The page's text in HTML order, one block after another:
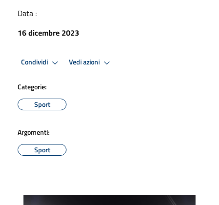
Data :
16 dicembre 2023
Condividi Vedi azioni
Categorie:
Sport
Argomenti:
Sport